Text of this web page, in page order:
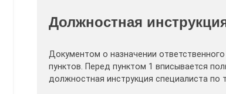
Должностная
Документом о назначении
пунктов. Перед пунктом 1 вписывается
должностная инструкция специалиста по